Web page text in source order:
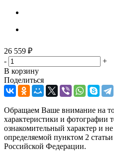
26 559 ₽
-
+
В корзину
Поделиться
Обращаем Ваше внимание на
характеристики и фотографии
ознакомительный характер и
определяемой пунктом 2
Российской Федерации.